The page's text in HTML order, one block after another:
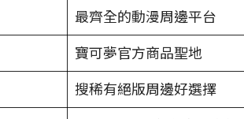
最齊全的動漫周邊平台
寶可夢官方商品聖地
搜稀有絕版周邊好選擇